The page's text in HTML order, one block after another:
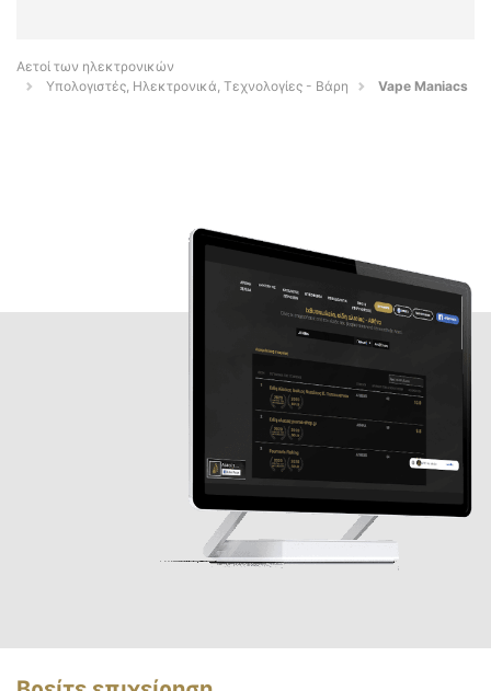
Αετοί των ηλεκτρονικών
Υπολογιστές, Ηλεκτρονικά, Τεχνολογίες - Βάρη
Vape Maniacs